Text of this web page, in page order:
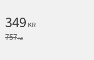
Nedsatt pris:
349 KR
Ordinarie pris:
757KR